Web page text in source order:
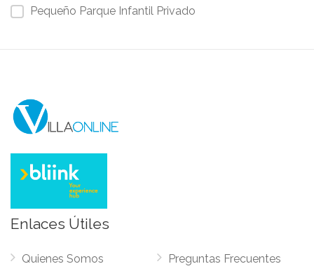
Pequeño Parque Infantil Privado
Enlaces Útiles
Quienes Somos
Preguntas Frecuentes